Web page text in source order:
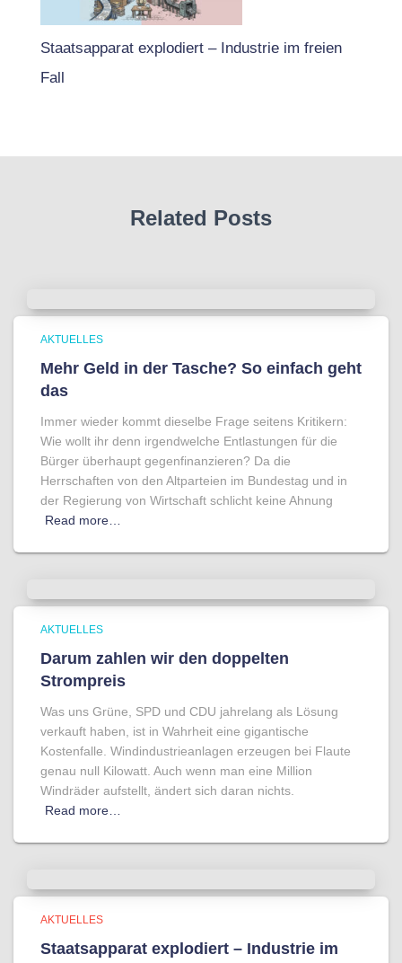
Staatsapparat explodiert – Industrie im freien
Fall
Related Posts
AKTUELLES
Mehr Geld in der Tasche? So einfach geht
das
Immer wieder kommt dieselbe Frage seitens Kritikern:
Wie wollt ihr denn irgendwelche Entlastungen für die
Bürger überhaupt gegenfinanzieren? Da die
Herrschaften von den Altparteien im Bundestag und in
der Regierung von Wirtschaft schlicht keine Ahnung
Read more…
AKTUELLES
Darum zahlen wir den doppelten
Strompreis
Was uns Grüne, SPD und CDU jahrelang als Lösung
verkauft haben, ist in Wahrheit eine gigantische
Kostenfalle. Windindustrieanlagen erzeugen bei Flaute
genau null Kilowatt. Auch wenn man eine Million
Windräder aufstellt, ändert sich daran nichts.
Read more…
AKTUELLES
Staatsapparat explodiert – Industrie im